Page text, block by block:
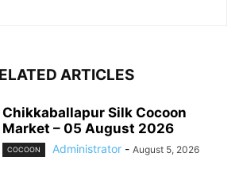
ARTICLES
Chikkaballapur Silk Cocoon
Market – 05 August 2026
COCOON Administrator - August 5, 2026